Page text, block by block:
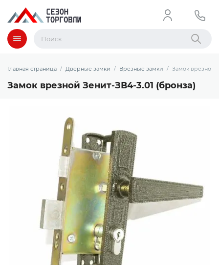
Меню Найти
Главная страница Дверные замки Врезные замки Замок врезной
Замок врезной Зенит-ЗВ4-3.01 (бронза)